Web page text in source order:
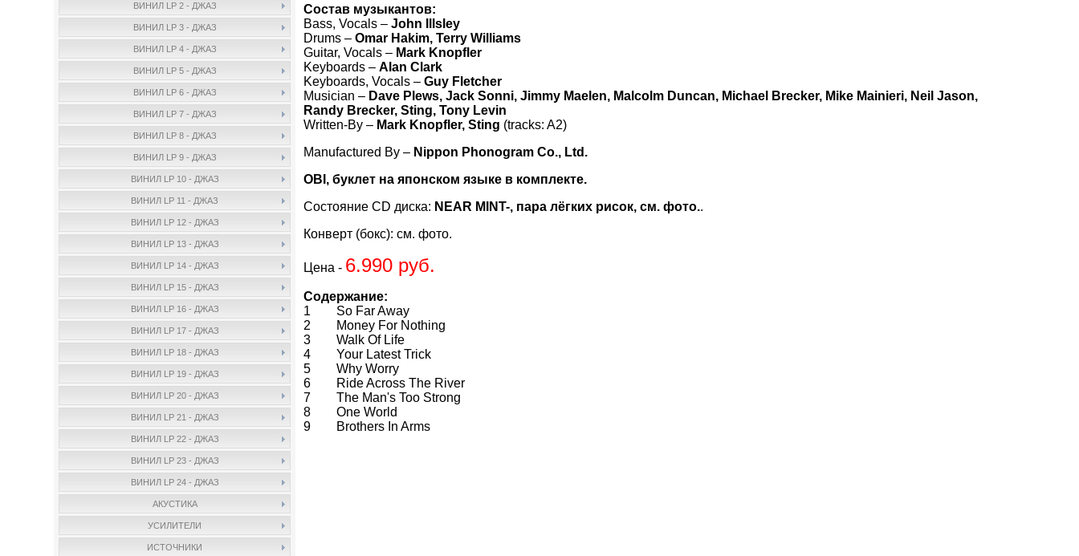
ВИНИЛ LP 2 - ДЖАЗ
ВИНИЛ LP 3 - ДЖАЗ
ВИНИЛ LP 4 - ДЖАЗ
ВИНИЛ LP 5 - ДЖАЗ
ВИНИЛ LP 6 - ДЖАЗ
ВИНИЛ LP 7 - ДЖАЗ
ВИНИЛ LP 8 - ДЖАЗ
ВИНИЛ LP 9 - ДЖАЗ
ВИНИЛ LP 10 - ДЖАЗ
ВИНИЛ LP 11 - ДЖАЗ
ВИНИЛ LP 12 - ДЖАЗ
ВИНИЛ LP 13 - ДЖАЗ
ВИНИЛ LP 14 - ДЖАЗ
ВИНИЛ LP 15 - ДЖАЗ
ВИНИЛ LP 16 - ДЖАЗ
ВИНИЛ LP 17 - ДЖАЗ
ВИНИЛ LP 18 - ДЖАЗ
ВИНИЛ LP 19 - ДЖАЗ
ВИНИЛ LP 20 - ДЖАЗ
ВИНИЛ LP 21 - ДЖАЗ
ВИНИЛ LP 22 - ДЖАЗ
ВИНИЛ LP 23 - ДЖАЗ
ВИНИЛ LP 24 - ДЖАЗ
АКУСТИКА
УСИЛИТЕЛИ
ИСТОЧНИКИ
Состав музыкантов:
Bass, Vocals –John Illsley
Drums –Omar Hakim, Terry Williams
Guitar, Vocals – Mark Knopfler
Keyboards –Alan Clark
Keyboards, Vocals –Guy Fletcher
Musician – Dave Plews, Jack Sonni, Jimmy Maelen, Malcolm Duncan, Michael Brecker, Mike Mainieri, Neil Jason,
Randy Brecker, Sting, Tony Levin
Written-By – Mark Knopfler, Sting (tracks: A2)
Manufactured By – Nippon Phonogram Co., Ltd.
OBI, буклет на японском языке в комплекте.
Состояние CD диска: NEAR MINT-, пара лёгких рисок, см. фото..
Конверт (бокс): см. фото.
Цена - 6.990 руб.
Содержание:
1 So Far Away
2 Money For Nothing
3 Walk Of Life
4 Your Latest Trick
5 Why Worry
6 Ride Across The River
7 The Man's Too Strong
8 One World
9 Brothers In Arms